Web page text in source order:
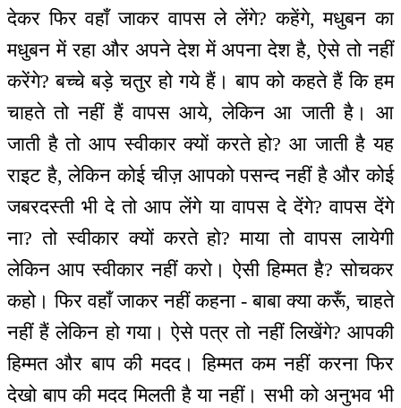
देकर फिर वहाँ जाकर वापस ले लेंगे? कहेंगे, मधुबन का
मधुबन में रहा और अपने देश में अपना देश है, ऐसे तो नहीं
करेंगे? बच्चे बड़े चतुर हो गये हैं। बाप को कहते हैं कि हम
चाहते तो नहीं हैं वापस आये, लेकिन आ जाती है। आ
जाती है तो आप स्वीकार क्यों करते हो? आ जाती है यह
राइट है, लेकिन कोई चीज़ आपको पसन्द नहीं है और कोई
जबरदस्ती भी दे तो आप लेंगे या वापस दे देंगे? वापस देंगे
ना? तो स्वीकार क्यों करते हो? माया तो वापस लायेगी
लेकिन आप स्वीकार नहीं करो। ऐसी हिम्मत है? सोचकर
कहो। फिर वहाँ जाकर नहीं कहना - बाबा क्या करूँ, चाहते
नहीं हैं लेकिन हो गया। ऐसे पत्र तो नहीं लिखेंगे? आपकी
हिम्मत और बाप की मदद। हिम्मत कम नहीं करना फिर
देखो बाप की मदद मिलती है या नहीं। सभी को अनुभव भी